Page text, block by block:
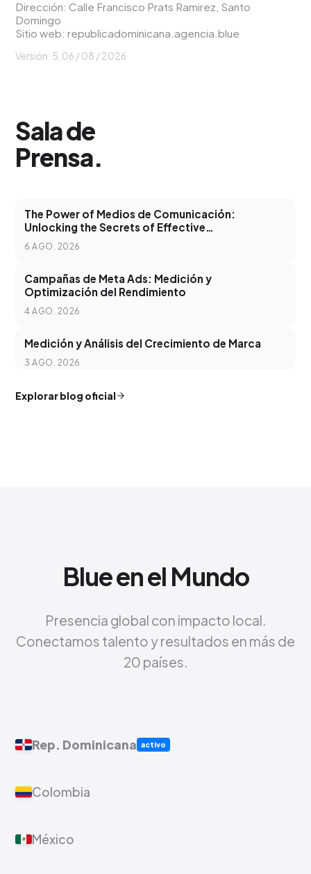
Dirección: Calle Francisco Prats Ramirez, Santo
Domingo
Sitio web:republicadominicana.agencia.blue
Versión: 5, 06 / 08 / 2026
Sala de
Prensa.
The Power of Medios de Comunicación:
Unlocking the Secrets of Effective
Communication in the Digital Age
6 AGO. 2026
Campañas de Meta Ads: Medición y
Optimización del Rendimiento
4 AGO. 2026
Medición y Análisis del Crecimiento de Marca
3 AGO. 2026
Explorar blog oficial
Blue en el Mundo
Presencia global con impacto local.
Conectamos talento y resultados en más de
20 países.
Rep. Dominicana activo
Colombia
México